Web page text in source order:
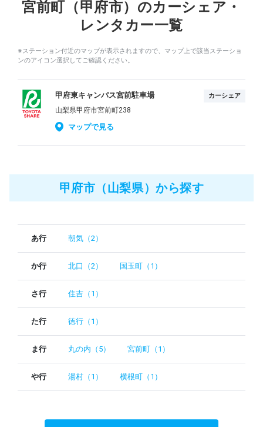
宮前町（甲府市）のカーシェア・
レンタカー一覧
※ステーション付近のマップが表示されますので、マップ上で該当ステーショ
ンのアイコン選択してご確認ください。
甲府東キャンパス宮前駐車場 カーシェア
山梨県甲府市宮前町238
マップで見る
甲府市（山梨県）から探す
あ行 朝気（2）
か行 北口（2） 国玉町（1）
さ行 住吉（1）
た行 徳行（1）
ま行 丸の内（5） 宮前町（1）
や行 湯村（1） 横根町（1）
特集
アプリの使い方